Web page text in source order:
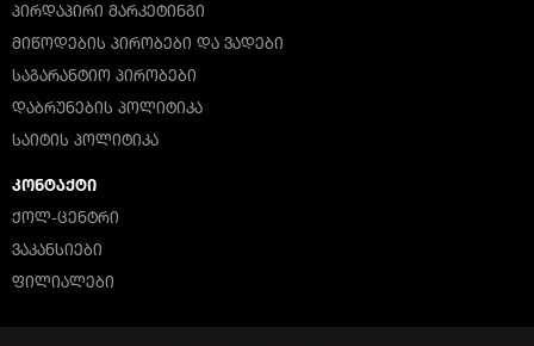
ᲞᲘᲠᲓᲐᲞᲘᲠᲘ ᲛᲐᲠᲙᲔᲢᲘᲜᲒᲘ
ᲛᲘᲬᲝᲓᲔᲑᲘᲡ ᲞᲘᲠᲝᲑᲔᲑᲘ ᲓᲐ ᲕᲐᲓᲔᲑᲘ
ᲡᲐᲒᲐᲠᲐᲜᲢᲘᲝ ᲞᲘᲠᲝᲑᲔᲑᲘ
ᲓᲐᲑᲠᲣᲜᲔᲑᲘᲡ ᲞᲝᲚᲘᲢᲘᲙᲐ
ᲡᲐᲘᲢᲘᲡ ᲞᲝᲚᲘᲢᲘᲙᲐ
ᲙᲝᲜᲢᲐᲥᲢᲘ
ᲥᲝᲚ-ᲪᲔᲜᲢᲠᲘ
ᲕᲐᲙᲐᲜᲡᲘᲔᲑᲘ
ᲤᲘᲚᲘᲐᲚᲔᲑᲘ